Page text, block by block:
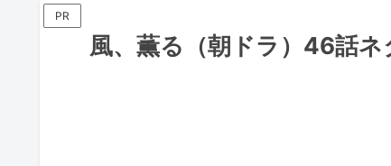
PR
風、薫る（朝ドラ）46話